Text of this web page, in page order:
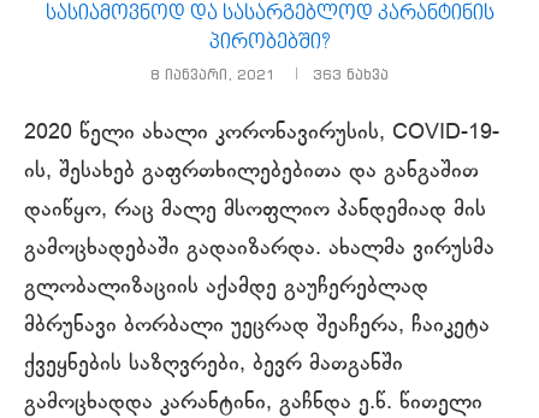
სასიამოვნოდ და სასარგებლოდ კარანტინის
პირობებში?
8 იანვარი, 2021 363 ნახვა
2020 წელი ახალი კორონავირუსის, COVID-19-
ის, შესახებ გაფრთხილებებითა და განგაშით
დაიწყო, რაც მალე მსოფლიო პანდემიად მის
გამოცხადებაში გადაიზარდა. ახალმა ვირუსმა
გლობალიზაციის აქამდე გაუჩერებლად
მბრუნავი ბორბალი უეცრად შეაჩერა, ჩაიკეტა
ქვეყნების საზღვრები, ბევრ მათგანში
გამოცხადდა კარანტინი, გაჩნდა ე.წ. წითელი